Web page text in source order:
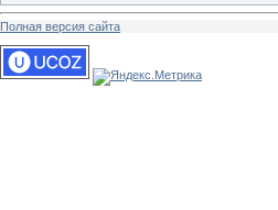
Полная версия сайта